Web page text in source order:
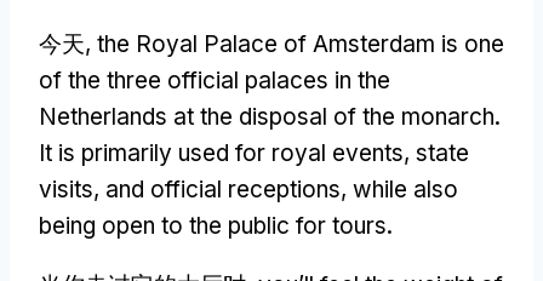
今天, the Royal Palace of Amsterdam is one
of the three official palaces in the
Netherlands at the disposal of the monarch.
It is primarily used for royal events, state
visits, and official receptions, while also
being open to the public for tours.